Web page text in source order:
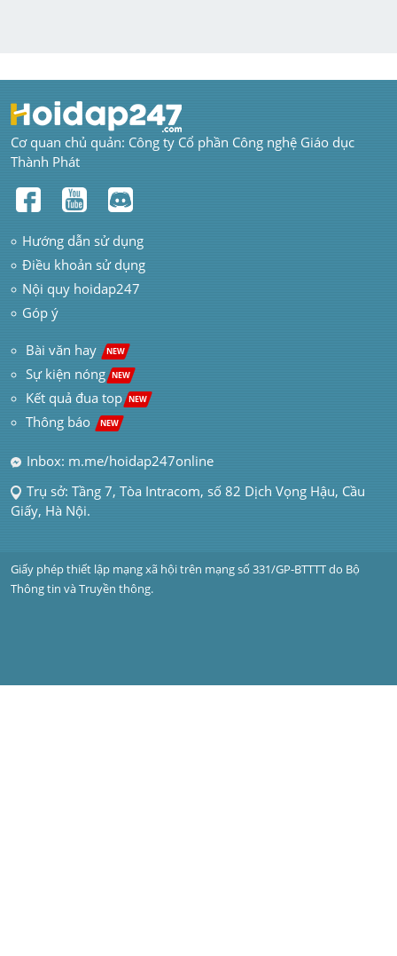
Cơ quan chủ quản: Công ty Cổ phần Công nghệ Giáo dục
Thành Phát
Hướng dẫn sử dụng
Điều khoản sử dụng
Nội quy hoidap247
Góp ý
Bài văn hay NEW
Sự kiện nóng NEW
Kết quả đua top NEW
Thông báo NEW
Inbox: m.me/hoidap247online
Trụ sở: Tầng 7, Tòa Intracom, số 82 Dịch Vọng Hậu, Cầu
Giấy, Hà Nội.
Giấy phép thiết lập mạng xã hội trên mạng số 331/GP-BTTTT do Bộ
Thông tin và Truyền thông.